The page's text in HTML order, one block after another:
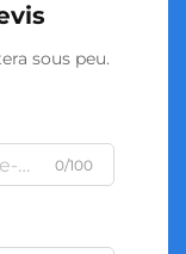
sous peu.
0/100